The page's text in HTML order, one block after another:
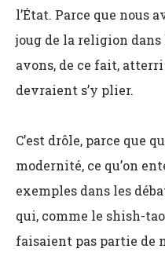
l’État. Parce que nous
joug de la religion dans
avons, de ce fait,
devraient s’y plier.
C’est drôle, parce que
modernité, ce qu’on
exemples dans les
qui, comme le shish-
faisaient pas partie de